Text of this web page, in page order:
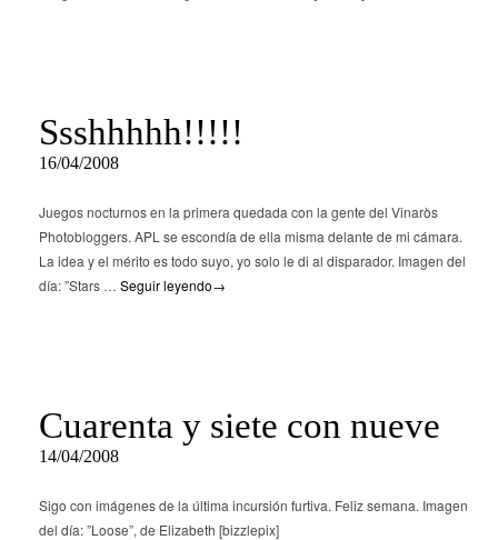
Ssshhhhh!!!!!
16/04/2008
Juegos nocturnos en la primera quedada con la gente del Vinaròs
Photobloggers. APL se escondía de ella misma delante de mi cámara.
La idea y el mérito es todo suyo, yo solo le di al disparador. Imagen del
día: ”Stars … Seguir leyendo→
Cuarenta y siete con nueve
14/04/2008
Sigo con imágenes de la última incursión furtiva. Feliz semana. Imagen
del día: ”Loose”, de Elizabeth [bizzlepix]